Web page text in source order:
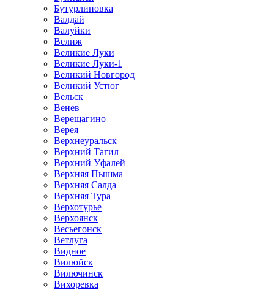
Бутурлиновка
Валдай
Валуйки
Велиж
Великие Луки
Великие Луки-1
Великий Новгород
Великий Устюг
Вельск
Венев
Верещагино
Верея
Верхнеуральск
Верхний Тагил
Верхний Уфалей
Верхняя Пышма
Верхняя Салда
Верхняя Тура
Верхотурье
Верхоянск
Весьегонск
Ветлуга
Видное
Вилюйск
Вилючинск
Вихоревка